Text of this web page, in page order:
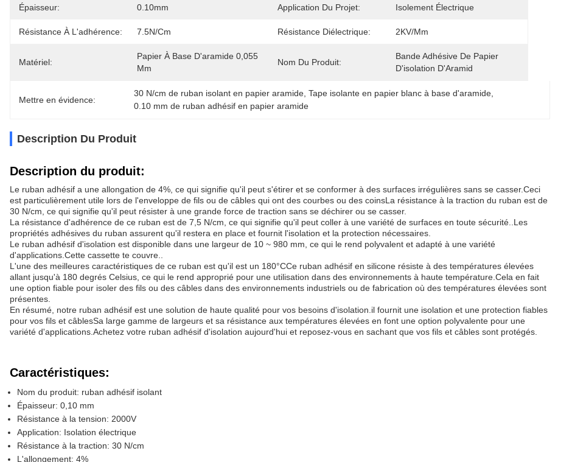
Épaisseur: 0.10mm Application Du Projet: Isolement Électrique
Résistance À L'adhérence: 7.5N/cm Résistance Diélectrique: 2KV/mm
Matériel:
Papier À Base D'aramide 0,055
Mm
Nom Du Produit:
Bande Adhésive De Papier
D'isolation D'Aramid
Mettre en évidence:
30 N/cm de ruban isolant en papier aramide , Tape isolante en papier blanc à base d'aramide
0.10 mm de ruban adhésif en papier aramide
Description Du Produit
Description du produit:
Le ruban adhésif a une allongation de 4%, ce qui signifie qu'il peut s'étirer et se conformer à des surfaces irrégulières sans se casser.Ceci
est particulièrement utile lors de l'enveloppe de fils ou de câbles qui ont des courbes ou des coinsLa résistance à la traction du ruban est de
30 N/cm, ce qui signifie qu'il peut résister à une grande force de traction sans se déchirer ou se casser.
La résistance d'adhérence de ce ruban est de 7,5 N/cm, ce qui signifie qu'il peut coller à une variété de surfaces en toute sécurité..Les
propriétés adhésives du ruban assurent qu'il restera en place et fournit l'isolation et la protection nécessaires.
Le ruban adhésif d'isolation est disponible dans une largeur de 10 ~ 980 mm, ce qui le rend polyvalent et adapté à une variété
d'applications.Cette cassette te couvre..
L'une des meilleures caractéristiques de ce ruban est qu'il est un 180°CCe ruban adhésif en silicone résiste à des températures élevées
allant jusqu'à 180 degrés Celsius, ce qui le rend approprié pour une utilisation dans des environnements à haute température.Cela en fait
une option fiable pour isoler des fils ou des câbles dans des environnements industriels ou de fabrication où des températures élevées sont
présentes.
En résumé, notre ruban adhésif est une solution de haute qualité pour vos besoins d'isolation.il fournit une isolation et une protection fiables
pour vos fils et câblesSa large gamme de largeurs et sa résistance aux températures élevées en font une option polyvalente pour une
variété d'applications.Achetez votre ruban adhésif d'isolation aujourd'hui et reposez-vous en sachant que vos fils et câbles sont protégés.
Caractéristiques:
Nom du produit: ruban adhésif isolant
Épaisseur: 0,10 mm
Résistance à la tension: 2000V
Application: Isolation électrique
Résistance à la traction: 30 N/cm
L'allongement: 4%